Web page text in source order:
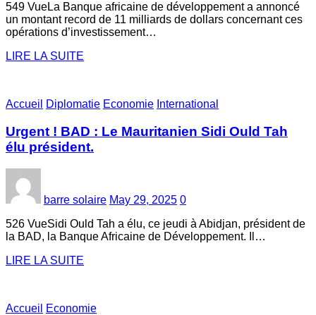
549 VueLa Banque africaine de développement a annoncé
un montant record de 11 milliards de dollars concernant ces
opérations d’investissement…
LIRE LA SUITE
Accueil Diplomatie Economie International
Urgent ! BAD : Le Mauritanien Sidi Ould Tah
élu président.
barre solaire May 29, 2025 0
526 VueSidi Ould Tah a élu, ce jeudi à Abidjan, président de
la BAD, la Banque Africaine de Développement. Il…
LIRE LA SUITE
Accueil Economie